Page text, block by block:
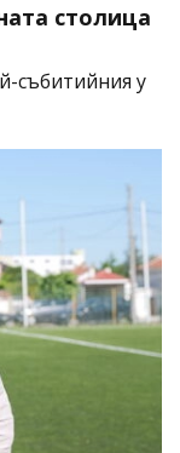
столица
събитийния у